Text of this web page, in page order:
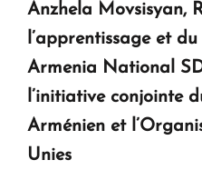
Anzhela Movsisyan,
l’apprentissage et
Armenia National
l’initiative conjointe
Arménien et
Unies